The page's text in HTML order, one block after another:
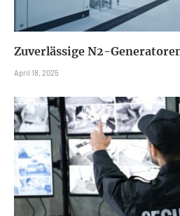
Zuverlässige N2-
April 18, 2025